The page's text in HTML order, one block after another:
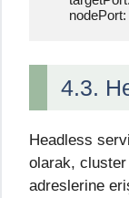
4.3.
Headless
olarak, cluster
adreslerine